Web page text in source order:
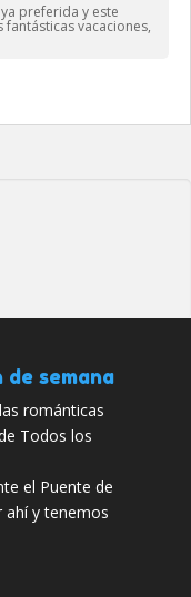
preferida y este
vacaciones,
de semana
románticas
Todos los
el Puente de
ahí y tenemos